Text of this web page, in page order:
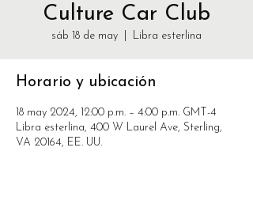
Culture Car Club
sáb 18 de may Libra esterlina
Horario y ubicación
18 may 2024, 12:00 p.m. – 4:00 p.m. GMT-4
Libra esterlina, 400 W Laurel Ave, Sterling,
VA 20164, EE. UU.